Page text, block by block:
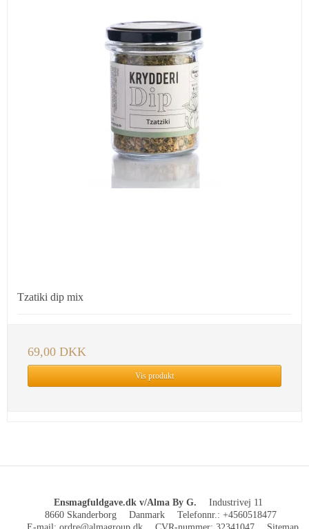
Tzatiki dip mix
69,00 DKK
Vis produkt
Ensmagfuldgave.dk v/Alma By G.
Industrivej 11
8660 Skanderborg
Danmark Telefonnr.: +4560518477